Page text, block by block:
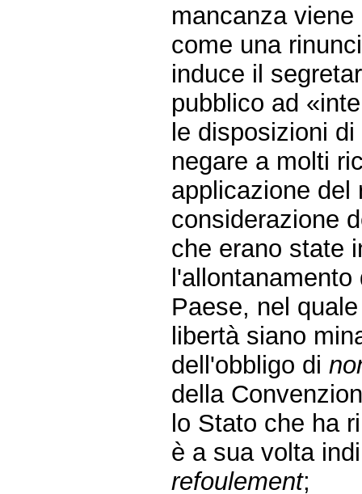
mancanza
come una
induce il
pubblico ad
le disposizioni
negare a molti
applicazione del
considerazione
che erano state
Paese, nel
libertà siano
dell'obbligo di
della
lo Stato che ha
è a sua volta
refoulement;